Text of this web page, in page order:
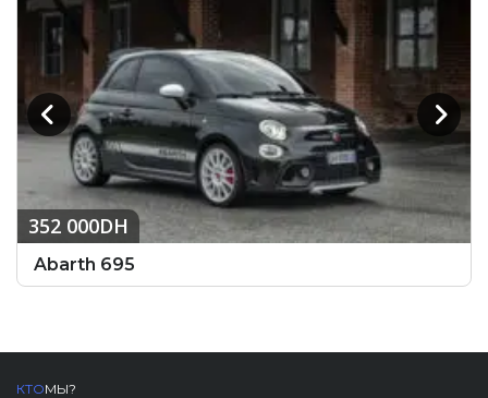
352 000DH
Abarth 695
КТОМЫ?